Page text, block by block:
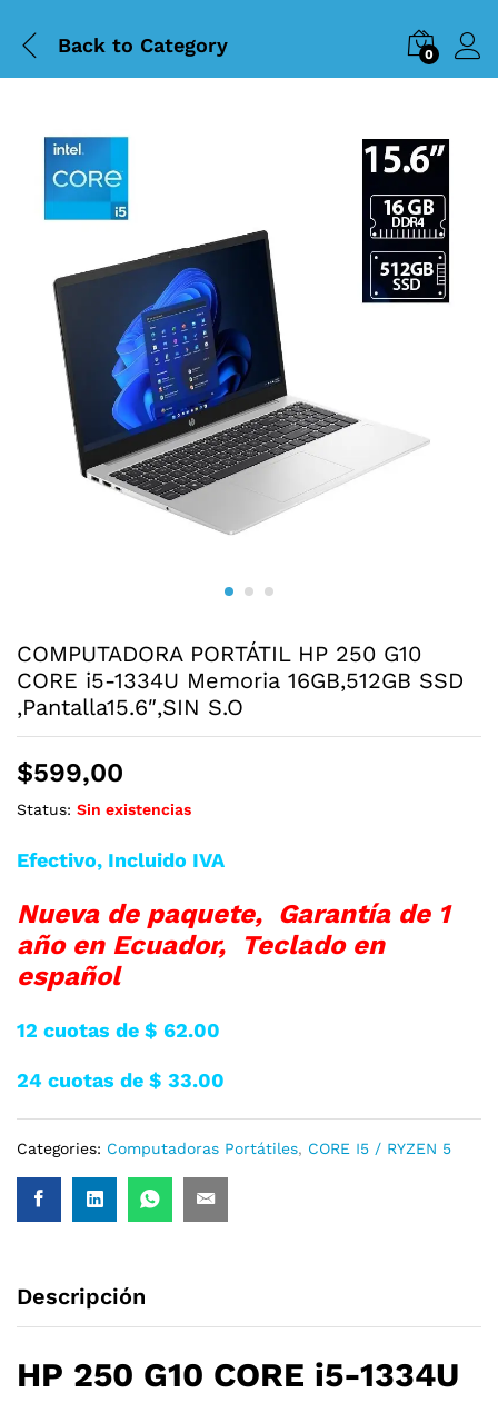
Back to Category 0
COMPUTADORA PORTÁTIL HP 250 G10
CORE i5-1334U Memoria 16GB,512GB SSD
,Pantalla15.6″,SIN S.O
$599,00
Status: Sin existencias
Efectivo, Incluido IVA
Nueva de paquete, Garantía de 1
año en Ecuador, Teclado en
español
12 cuotas de $ 62.00
24 cuotas de $ 33.00
Categories: Computadoras Portátiles, CORE I5 / RYZEN 5
Descripción
HP 250 G10 CORE i5-1334U